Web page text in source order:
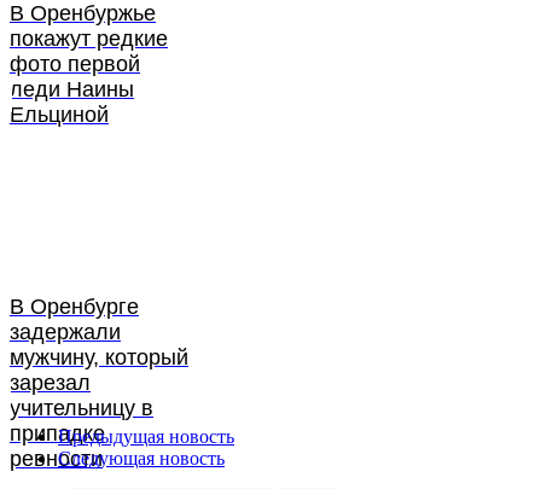
В Оренбуржье
покажут редкие
фото первой
леди Наины
Ельциной
В Оренбурге
задержали
мужчину, который
зарезал
учительницу в
припадке
ревности
Предыдущая новость
Следующая новость